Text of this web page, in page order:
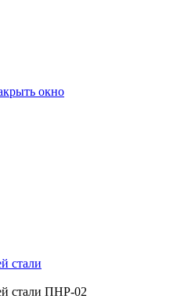
окно
стали
стали ПНР-02